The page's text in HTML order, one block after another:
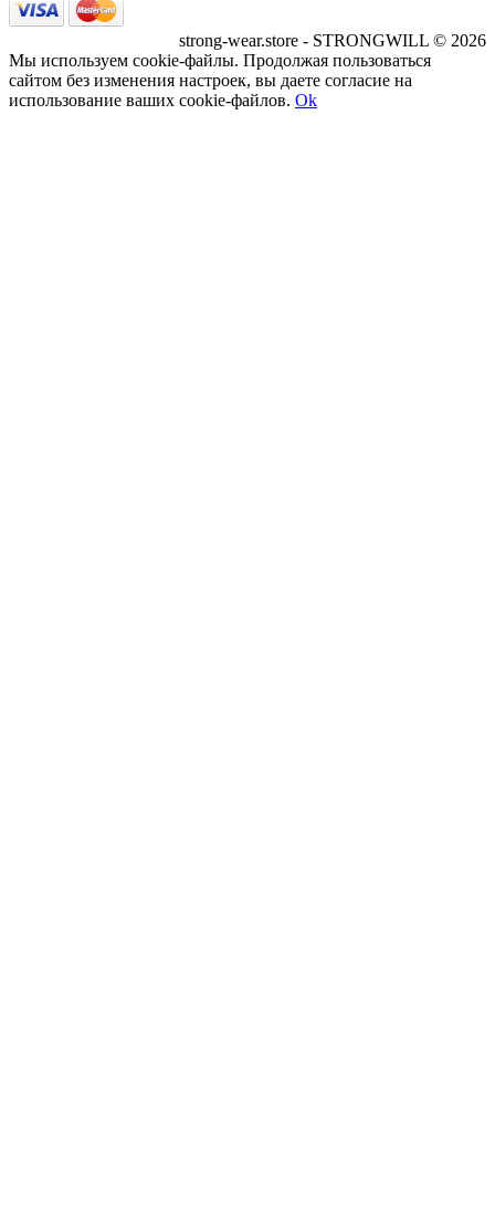
strong-wear.store - STRONGWILL © 2026
Мы используем cookie-файлы. Продолжая пользоваться
сайтом без изменения настроек, вы даете согласие на
использование ваших cookie-файлов. Ok